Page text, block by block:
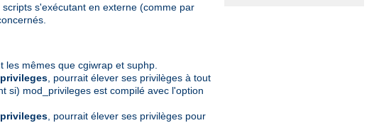
s'exécutant en externe (comme par
mêmes que cgiwrap et suphp.
, pourrait élever ses privilèges à tout
si) mod_privileges est compilé avec l'option
, pourrait élever ses privilèges pour